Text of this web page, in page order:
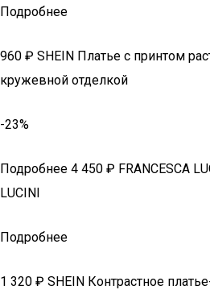
Подробнее
960 ₽ SHEIN Платье с принтом
кружевной отделкой
-23%
Подробнее 4 450 ₽ FRANCESCA
LUCINI
Подробнее
1 320 ₽ SHEIN Контрастное